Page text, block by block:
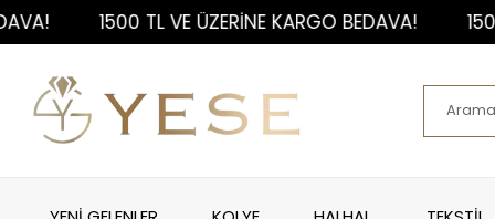
1500 TL VE ÜZERİNE KARGO BEDAVA! 1500 TL